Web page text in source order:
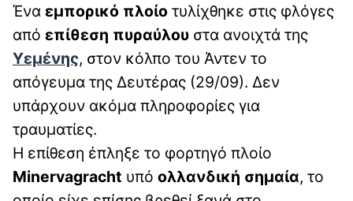
Ένα εμπορικό πλοίο τυλίχθηκε στις φλόγες
από επίθεση πυραύλου στα ανοιχτά της
Υεμένης, στον κόλπο του Άντεν το
απόγευμα της Δευτέρας (29/09). Δεν
υπάρχουν ακόμα πληροφορίες για
τραυματίες.
Η επίθεση έπληξε το φορτηγό πλοίο
Minervagracht υπό ολλανδική σημαία, το